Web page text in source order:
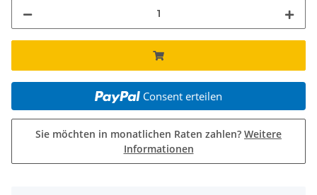
Consent erteilen
Sie möchten in monatlichen Raten zahlen? Weitere
Informationen